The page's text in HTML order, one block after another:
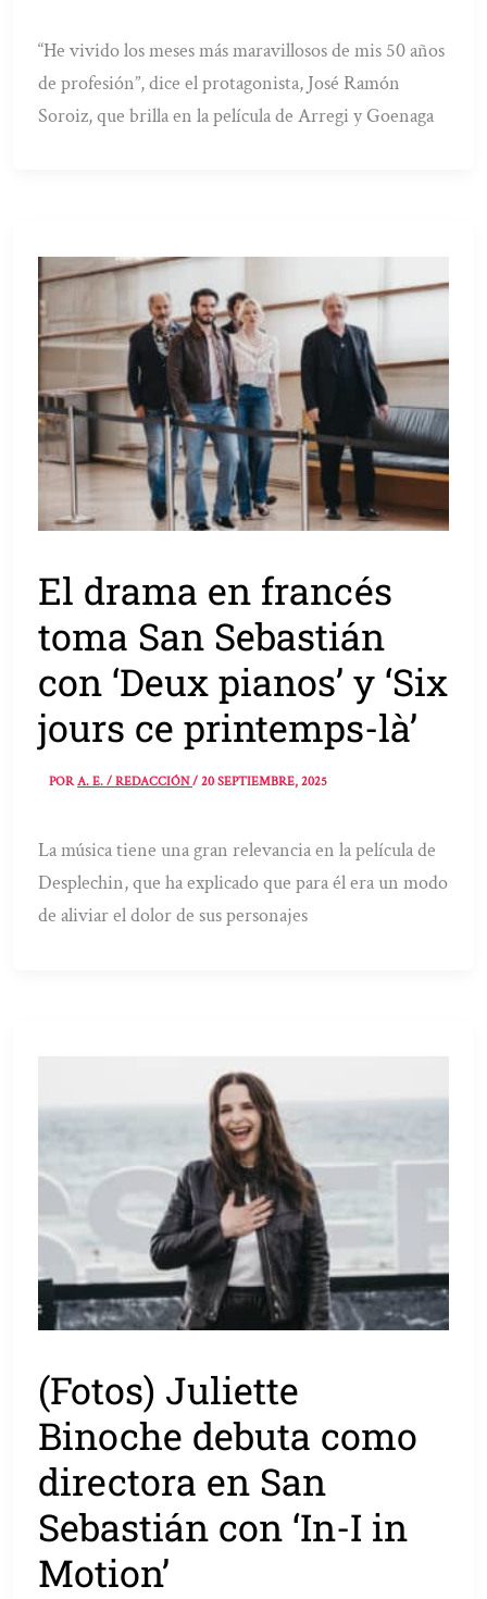
“He vivido los meses más maravillosos de mis 50 años
de profesión”, dice el protagonista, José Ramón
Soroiz, que brilla en la película de Arregi y Goenaga
El drama en francés
toma San Sebastián
con ‘Deux pianos’ y ‘Six
jours ce printemps-là’
PORA. E. / REDACCIÓN/20 SEPTIEMBRE, 2025
La música tiene una gran relevancia en la película de
Desplechin, que ha explicado que para él era un modo
de aliviar el dolor de sus personajes
(Fotos) Juliette
Binoche debuta como
directora en San
Sebastián con ‘In-I in
Motion’